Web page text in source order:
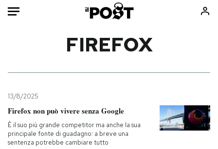
Mondo
Politica
Tecnologia
Internet
Consumismi
Storie/Idee
Ok Boomer!
FIREFOX
13/8/2025
Firefox non può vivere senza Google
È il suo più grande competitor ma anche la sua
principale fonte di guadagno: a breve una
sentenza potrebbe cambiare tutto